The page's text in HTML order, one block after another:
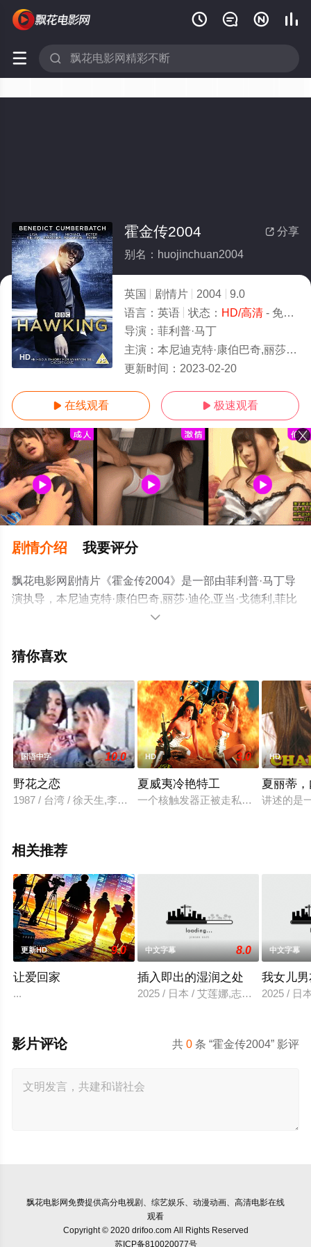
   
 
HD
 分享
霍金传2004
别名：huojinchuan2004
英国 剧情片 2004
9.0
语言： 英语 状态： HD/高清- 免费在线观看
导演： 菲利普·马丁
主演： 本尼迪克特·康伯巴奇,丽莎·迪伦,亚当·戈德利,菲比·尼克尔斯,迈克尔·布兰登,汤姆·霍奇金斯,克里斯蒂安·鲁贝克,马修·马什,阿纳斯
更新时间： 2023-02-20
 在线观看  极速观看
剧情介绍 我要评分
飘花电影网剧情片《霍金传2004》是一部由菲利普·马丁导
演执导，本尼迪克特·康伯巴奇,丽莎·迪伦,亚当·戈德利,菲比
·尼克尔斯,迈克尔·布兰登,汤姆·霍奇金斯,克里斯蒂安·鲁贝
卡维尔,汤姆·沃德,迪尔德丽·科斯特洛,约翰·塞森斯,塞巴斯
无删减完整版电影大全就来飘花影院，更多相关信息可移
步至豆瓣电影、电视猫或剧情网等平台了解。

猜你喜欢
国语中字 10.0
野花之恋
1987 / 台湾 / 徐天生,李丽媚
HD 3.0
夏威夷冷艳特工
一个核触发器正被走私到中东，“全
HD
夏丽蒂
讲述的是
相关推荐
更新HD 9.0
让爱回家
...
中文字幕 8.0
插入即出的湿润之处
2025 / 日本 / 艾莲娜,志美健
中文字幕
我女儿
2025 / 日
共0 条 “霍金传2004” 影评
影片评论
飘花电影网免费提供高分电视剧、综艺娱乐、动漫动画、高清电影在线
观看
Copyright © 2020 drifoo.com All Rights Reserved
苏ICP备810020077号